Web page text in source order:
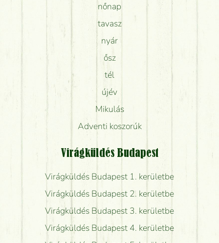
nőnap
tavasz
nyár
ősz
tél
újév
Mikulás
Adventi koszorúk
Virágküldés Budapest
Virágküldés Budapest 1. kerületbe
Virágküldés Budapest 2. kerületbe
Virágküldés Budapest 3. kerületbe
Virágküldés Budapest 4. kerületbe